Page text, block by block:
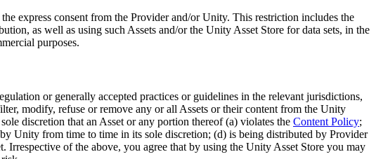
express consent from the Provider and/or Unity. This restriction includes the
as well as using such Assets and/or the Unity Asset Store for data sets, in the
purposes.
or generally accepted practices or guidelines in the relevant jurisdictions,
modify, refuse or remove any or all Assets or their content from the Unity
discretion that an Asset or any portion thereof (a) violates the Content Policy;
Unity from time to time in its sole discretion; (d) is being distributed by Provider
Irrespective of the above, you agree that by using the Unity Asset Store you may